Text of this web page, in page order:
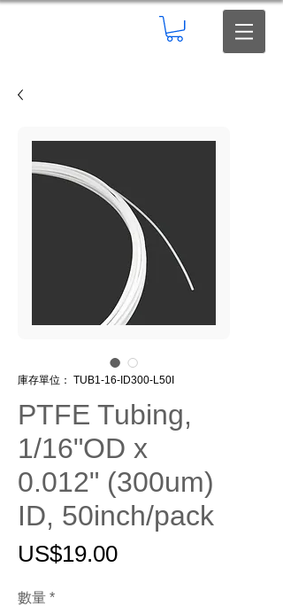
庫存單位： TUB1-16-ID300-L50I
PTFE Tubing,
1/16"OD x
0.012" (300um)
ID, 50inch/pack
US$19.00價
數量 *